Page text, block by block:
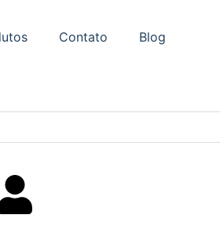
Contato Blog